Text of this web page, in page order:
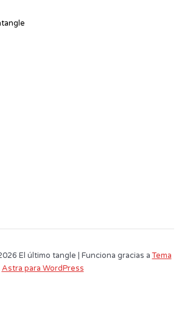
El último tangle | Funciona gracias aTema
Astra para WordPress